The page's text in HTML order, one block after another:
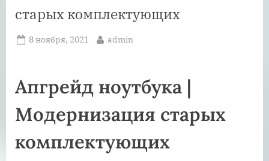
старых комплектующих
Posted
8 ноября, 2021 By
admin
Апгрейд ноутбука |
Модернизация старых
комплектующих